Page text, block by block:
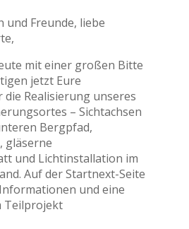
und Freunde, liebe
mit einer großen Bitte
jetzt Eure
Realisierung unseres
– Sichtachsen
Bergpfad,
gläserne
und Lichtinstallation im
Auf der Startnext-Seite
und eine
Teilprojekt